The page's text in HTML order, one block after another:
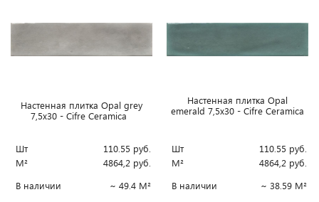
Настенная плитка Opal grey
7,5x30 - Cifre Ceramica
Шт 110.55 руб.
М²
4864,2 руб.
В наличии
~ 49.4 М²
Настенная плитка Opal
emerald 7,5x30 - Cifre Ceramica
Шт 110.55 руб.
М²
4864,2 руб.
В наличии
~ 38.59 М²